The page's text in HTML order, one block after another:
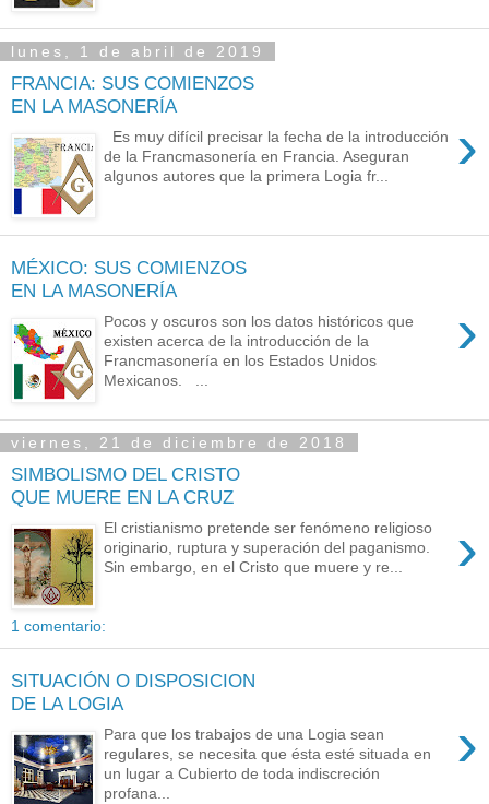
lunes, 1 de abril de 2019
FRANCIA: SUS COMIENZOS
EN LA MASONERÍA
›
Es muy difícil precisar la fecha de la introducción
de la Francmasonería en Francia. Aseguran
algunos autores que la primera Logia fr...
MÉXICO: SUS COMIENZOS
EN LA MASONERÍA
›
Pocos y oscuros son los datos históricos que
existen acerca de la introducción de la
Francmasonería en los Estados Unidos
Mexicanos. ...
viernes, 21 de diciembre de 2018
SIMBOLISMO DEL CRISTO
QUE MUERE EN LA CRUZ
›
El cristianismo pretende ser fenómeno religioso
originario, ruptura y superación del paganismo.
Sin embargo, en el Cristo que muere y re...
1 comentario:
SITUACIÓN O DISPOSICION
DE LA LOGIA
›
Para que los trabajos de una Logia sean
regulares, se necesita que ésta esté situada en
un lugar a Cubierto de toda indiscreción
profana...